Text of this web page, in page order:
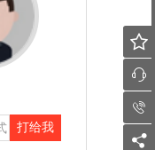
打给我



